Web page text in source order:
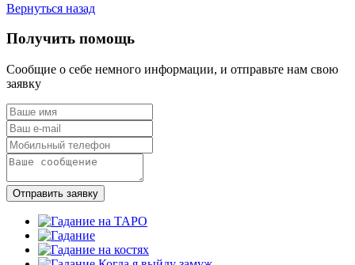
Вернуться назад
Получить помощь
Сообщие о себе немного информации, и отправьте нам свою
заявку
Отправить заявку